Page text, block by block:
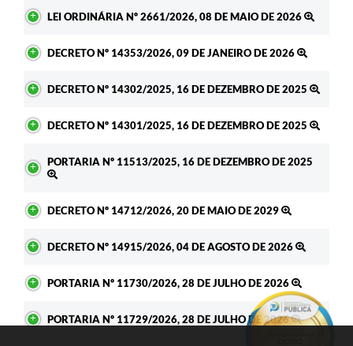
LEI ORDINÁRIA Nº 2661/2026, 08 DE MAIO DE 2026
DECRETO Nº 14353/2026, 09 DE JANEIRO DE 2026
DECRETO Nº 14302/2025, 16 DE DEZEMBRO DE 2025
DECRETO Nº 14301/2025, 16 DE DEZEMBRO DE 2025
PORTARIA Nº 11513/2025, 16 DE DEZEMBRO DE 2025
DECRETO Nº 14712/2026, 20 DE MAIO DE 2029
DECRETO Nº 14915/2026, 04 DE AGOSTO DE 2026
PORTARIA Nº 11730/2026, 28 DE JULHO DE 2026
PORTARIA Nº 11729/2026, 28 DE JULHO DE 2026